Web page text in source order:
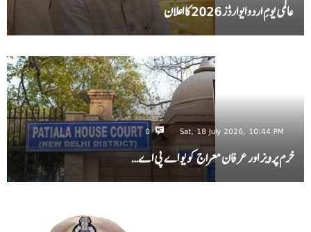
عالمی یومِ اردو ایوارڈز 2026 کا اعلان
Sat, 18 July 2026, 10:44 PM
0
خرم پرویز اور عرفان معراج کو یو اے پی اے…